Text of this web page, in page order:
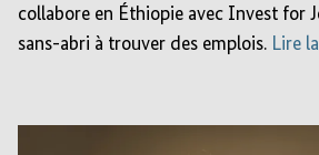
collabore en Éthiopie avec Invest for
sans-abri à trouver des emplois. Lire